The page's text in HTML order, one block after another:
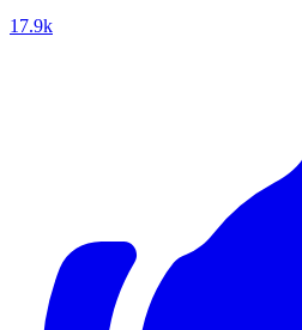
17.9k